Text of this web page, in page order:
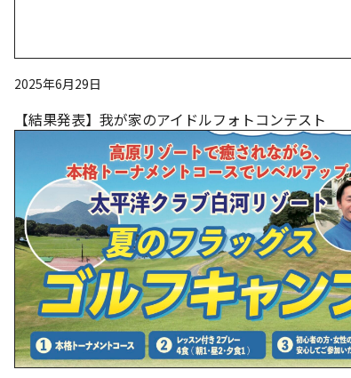
2025年6月29日
【結果発表】我が家のアイドルフォトコンテスト